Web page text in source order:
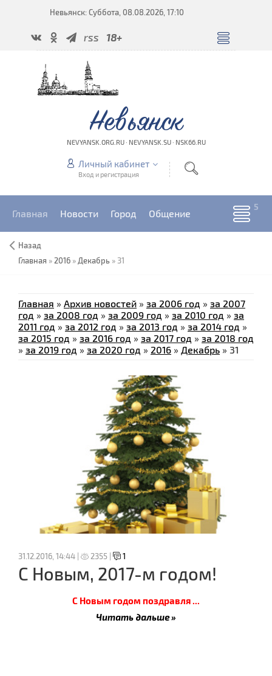
Невьянск: Суббота, 08.08.2026, 17:10
rss 18+
Невьянск
NEVYANSK.ORG.RU · NEVYANSK.SU · NSK66.RU
Личный кабинет
Вход и регистрация
Главная Новости Город Общение
Назад
Главная » 2016 » Декабрь » 31
Главная » Архив новостей » за 2006 год » за 2007
год » за 2008 год » за 2009 год » за 2010 год » за
2011 год » за 2012 год » за 2013 год » за 2014 год »
за 2015 год » за 2016 год » за 2017 год » за 2018 год
» за 2019 год » за 2020 год » 2016 » Декабрь » 31
31.12.2016, 14:44 | 2355 | 1
С Новым, 2017-м годом!
С Новым годом поздравля...
Читать дальше »